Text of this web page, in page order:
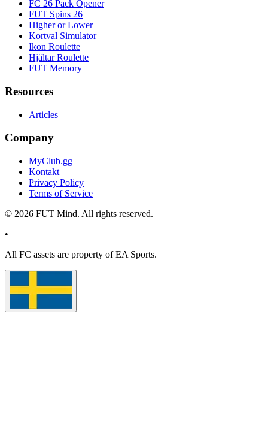
FC 26 Pack Opener
FUT Spins 26
Higher or Lower
Kortval Simulator
Ikon Roulette
Hjältar Roulette
FUT Memory
Resources
Articles
Company
MyClub.gg
Kontakt
Privacy Policy
Terms of Service
© 2026 FUT Mind. All rights reserved.
•
All FC assets are property of EA Sports.